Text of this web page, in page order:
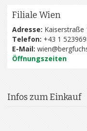
Filiale Wien
Adresse: Kaiserstraße
Telefon: +43 1
E-Mail:
Öffnungszeiten
Infos zum Einkauf